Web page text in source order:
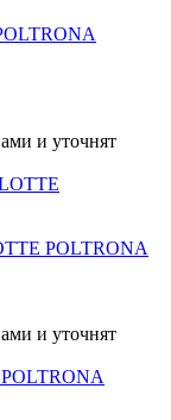
и уточнят
POLTRONA
и уточнят